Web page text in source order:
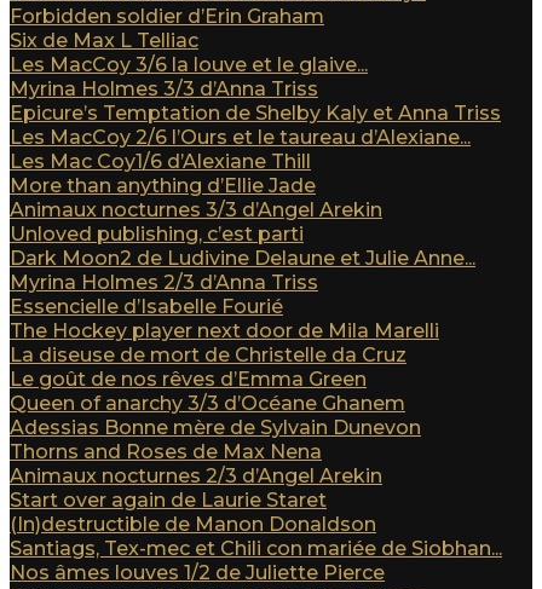
Forbidden soldier d’Erin Graham
Six de Max L Telliac
Les MacCoy 3/6 la louve et le glaive...
Myrina Holmes 3/3 d’Anna Triss
Epicure’s Temptation de Shelby Kaly et Anna Triss
Les MacCoy 2/6 l’Ours et le taureau d’Alexiane...
Les Mac Coy1/6 d’Alexiane Thill
More than anything d’Ellie Jade
Animaux nocturnes 3/3 d’Angel Arekin
Unloved publishing, c’est parti
Dark Moon2 de Ludivine Delaune et Julie Anne...
Myrina Holmes 2/3 d’Anna Triss
Essencielle d’Isabelle Fourié
The Hockey player next door de Mila Marelli
La diseuse de mort de Christelle da Cruz
Le goût de nos rêves d’Emma Green
Queen of anarchy 3/3 d’Océane Ghanem
Adessias Bonne mère de Sylvain Dunevon
Thorns and Roses de Max Nena
Animaux nocturnes 2/3 d’Angel Arekin
Start over again de Laurie Staret
(In)destructible de Manon Donaldson
Santiags, Tex-mec et Chili con mariée de Siobhan...
Nos âmes louves 1/2 de Juliette Pierce